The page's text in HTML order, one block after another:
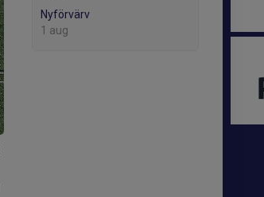
Nyförvärv
1 aug